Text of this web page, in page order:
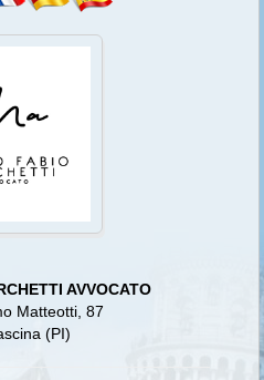
AVVOCATO
Matteotti, 87
(PI)